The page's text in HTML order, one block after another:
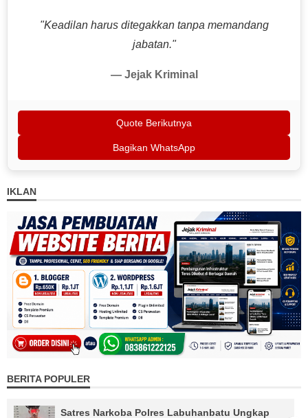
"Keadilan harus ditegakkan tanpa memandang
jabatan."
— Jejak Kriminal
Quote Berikutnya
Bagikan WhatsApp
IKLAN
BERITA POPULER
Satres Narkoba Polres Labuhanbatu Ungkap